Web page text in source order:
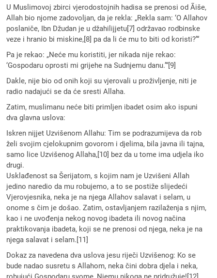
U Muslimovoj zbirci vjerodostojnih hadisa se prenosi od Ãiše,
Allah bio njome zadovoljan, da je rekla: „Rekla sam: ‘O Allahov
poslaniče, Ibn Džudan je u džahilijjetu[7] održavao rodbinske
veze i hranio bi miskine,[8] pa da li će mu to biti od koristi?’“
Pa je rekao: „Neće mu koristiti, jer nikada nije rekao:
‘Gospodaru oprosti mi grijehe na Sudnjemu danu.’“[9]
Dakle, nije bio od onih koji su vjerovali u proživljenje, niti je
radio nadajući se da će sresti Allaha.
Zatim, muslimanu neće biti primljen ibadet osim ako ispuni
dva glavna uslova:
Iskren nijjet Uzvišenom Allahu: Tim se podrazumijeva da rob
želi svojim cjelokupnim govorom i djelima, bila javna ili tajna,
samo lice Uzvišenog Allaha,[10] bez da u tome ima udjela iko
drugi.
Usklađenost sa Šerijatom, s kojim nam je Uzvišeni Allah
jedino naredio da mu robujemo, a to se postiže slijedeći
Vjerovjesnika, neka je na njega Allahov salavat i selam, u
onome s čim je došao. Zatim, ostavljanjem razilaženja s njim,
kao i ne uvođenja nekog novog ibadeta ili novog načina
praktikovanja ibadeta, koji se ne prenosi od njega, neka je na
njega salavat i selam.[11]
Dokaz za navedena dva uslova jesu riječi Uzvišenog: Ko se
bude nadao susretu s Allahom, neka čini dobra djela i neka,